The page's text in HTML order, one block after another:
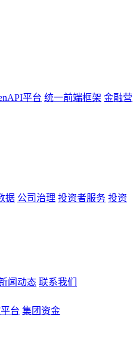
平台 统一前端框架 金融营
据 公司治理 投资者服务 投资
闻动态 联系我们
台 集团资金